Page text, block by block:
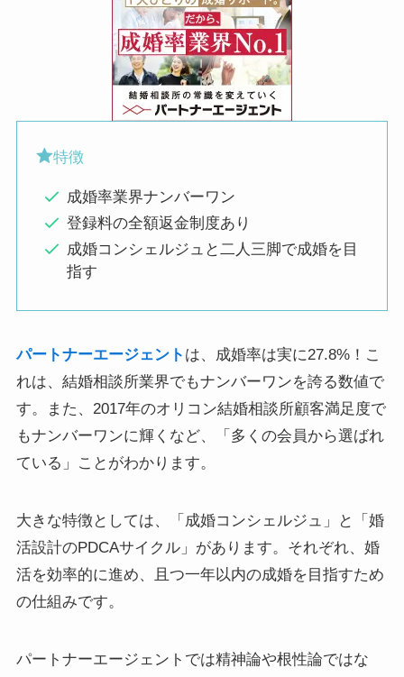
特徴
成婚率業界ナンバーワン
登録料の全額返金制度あり
成婚コンシェルジュと二人三脚で成婚を目
指す
パートナーエージェント は、成婚率は実に27.8%！こ
れは、結婚相談所業界でもナンバーワンを誇る数値で
す。また、2017年のオリコン結婚相談所顧客満足度で
もナンバーワンに輝くなど、「多くの会員から選ばれ
ている」ことがわかります。
大きな特徴としては、「成婚コンシェルジュ」と「婚
活設計のPDCAサイクル」があります。それぞれ、婚
活を効率的に進め、且つ一年以内の成婚を目指すため
の仕組みです。
パートナーエージェントでは精神論や根性論ではな